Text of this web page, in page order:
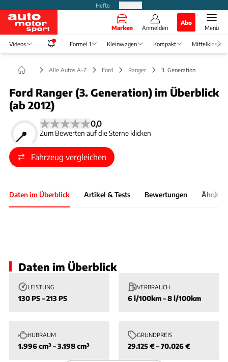
Hefte
Marken Anmelden
Abo
Menü
Videos Formel 1 Kleinwagen Kompakt Mittelklasse
Alle Autos A-Z Ford Ranger 3. Generation
Ford Ranger (3. Generation) im Überblick
(ab 2012)
0,0
Zum Bewerten auf die Sterne klicken
Fahrzeug vergleichen
Daten im Überblick Artikel & Tests Bewertungen
Daten im Überblick
LEISTUNG
130 PS – 213 PS
VERBRAUCH
6 l/100km – 8 l/100km
HUBRAUM
1.996 cm³ – 3.198 cm³
GRUNDPREIS
29.125 € – 70.026 €